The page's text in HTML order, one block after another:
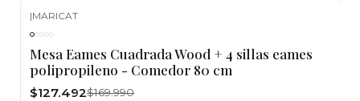
|MARICAT
Mesa Eames Cuadrada Wood + 4 sillas eames
polipropileno - Comedor 80 cm
$127.492$169.990